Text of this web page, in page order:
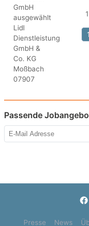
1
Passende
Presse News